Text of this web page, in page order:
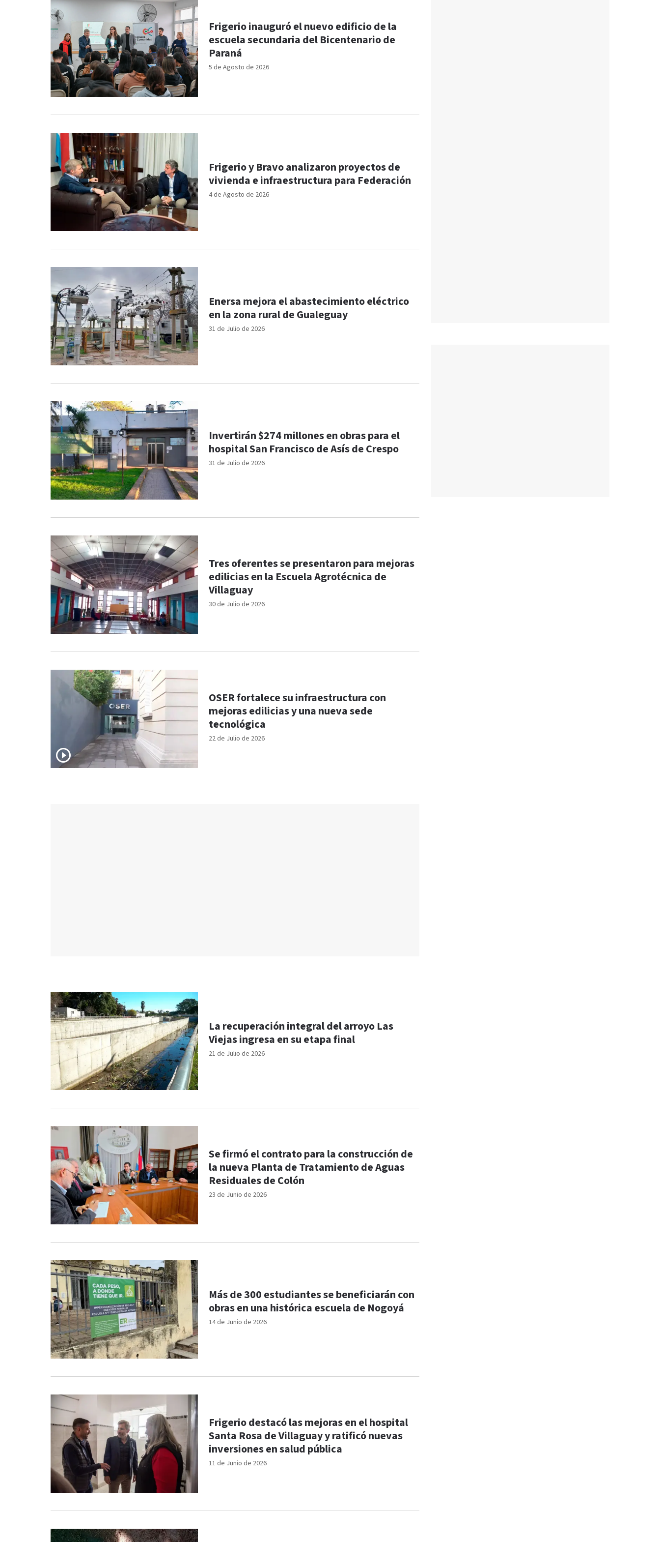
5 de Agosto de 2026
Frigerio inauguró el nuevo edificio de la
escuela secundaria del Bicentenario de
Paraná
4 de Agosto de 2026
Frigerio y Bravo analizaron proyectos de
vivienda e infraestructura para Federación
31 de Julio de 2026
Enersa mejora el abastecimiento eléctrico
en la zona rural de Gualeguay
31 de Julio de 2026
Invertirán $274 millones en obras para el
hospital San Francisco de Asís de Crespo
30 de Julio de 2026
Tres oferentes se presentaron para mejoras
edilicias en la Escuela Agrotécnica de
Villaguay
22 de Julio de 2026
OSER fortalece su infraestructura con
mejoras edilicias y una nueva sede
tecnológica
21 de Julio de 2026
La recuperación integral del arroyo Las
Viejas ingresa en su etapa final
23 de Junio de 2026
Se firmó el contrato para la construcción de
la nueva Planta de Tratamiento de Aguas
Residuales de Colón
14 de Junio de 2026
Más de 300 estudiantes se beneficiarán con
obras en una histórica escuela de Nogoyá
11 de Junio de 2026
Frigerio destacó las mejoras en el hospital
Santa Rosa de Villaguay y ratificó nuevas
inversiones en salud pública